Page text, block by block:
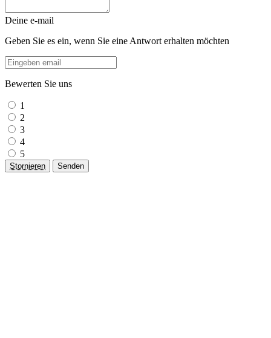
Deine e-mail
Geben Sie es ein, wenn Sie eine Antwort erhalten möchten
Bewerten Sie uns
1
2
3
4
5
Stornieren Senden